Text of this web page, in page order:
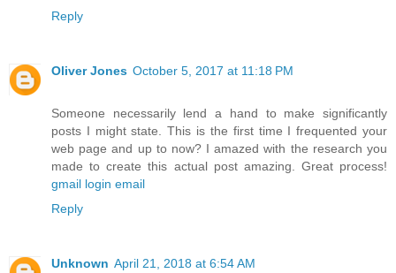
Reply
Oliver Jones October 5, 2017 at 11:18 PM
Someone necessarily lend a hand to make significantly
posts I might state. This is the first time I frequented your
web page and up to now? I amazed with the research you
made to create this actual post amazing. Great process!
gmail login email
Reply
Unknown April 21, 2018 at 6:54 AM